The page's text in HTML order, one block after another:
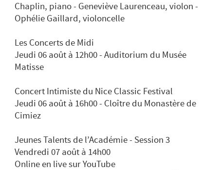
Chaplin, piano - Geneviève Laurenceau, violon -
Ophélie Gaillard, violoncelle
Les Concerts de Midi
Jeudi 06 août à 12h00 - Auditorium du Musée
Matisse
Concert Intimiste du Nice Classic Festival
Jeudi 06 août à 16h00 - Cloître du Monastère de
Cimiez
Jeunes Talents de l’Académie - Session 3
Vendredi 07 août à 14h00
Online en live sur YouTube